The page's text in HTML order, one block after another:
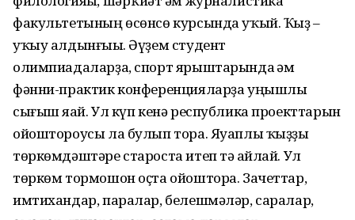
факультетының өсөнсө курсында уҡый. Ҡыҙ –
уҡыу алдынғыһы. Әүҙем студент
олимпиадаларҙа, спорт ярыштарында һәм
фәнни-практик конференцияларҙа уңышлы
сығыш яһай. Ул күп кенә республика проекттарын
ойоштороусы ла булып тора. Яуаплы ҡыҙҙы
төркөмдәштәре староста итеп тә һайлай. Ул
төркөм тормошон оҫта ойоштора. Зачеттар,
имтихандар, паралар, белешмәләр, саралар,